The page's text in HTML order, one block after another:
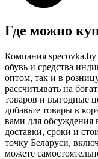
Где можно
Компания specovka.by
обувь и средства
оптом, так и в
рассчитывать на
товаров и выгодные
добавьте товары в
вами для обсуждения
доставки, сроки и
точку Беларуси,
можете